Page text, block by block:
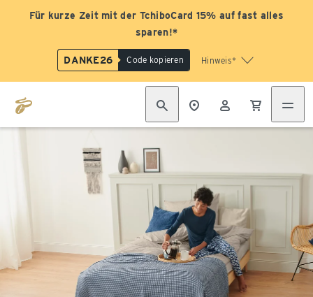
Für kurze Zeit mit der TchiboCard 15% auf fast alles
sparen!*
DANKE26 Code kopieren Hinweis*